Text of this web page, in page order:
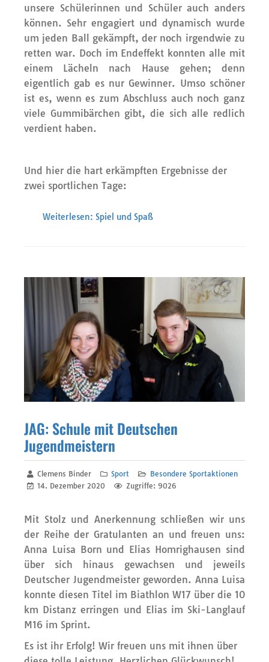
unsere Schülerinnen und Schüler auch anders
können. Sehr engagiert und dynamisch wurde
um jeden Ball gekämpft, der noch irgendwie zu
retten war. Doch im Endeffekt konnten alle mit
einem Lächeln nach Hause gehen; denn
eigentlich gab es nur Gewinner. Umso schöner
ist es, wenn es zum Abschluss auch noch ganz
viele Gummibärchen gibt, die sich alle redlich
verdient haben.
Und hier die hart erkämpften Ergebnisse der
zwei sportlichen Tage:
Weiterlesen: Spiel und Spaß
JAG: Schule mit Deutschen
Jugendmeistern
Clemens Binder Sport
Besondere Sportaktionen
14. Dezember 2020
Zugriffe: 9026
Mit Stolz und Anerkennung schließen wir uns
der Reihe der Gratulanten an und freuen uns:
Anna Luisa Born und Elias Homrighausen sind
über sich hinaus gewachsen und jeweils
Deutscher Jugendmeister geworden. Anna Luisa
konnte diesen Titel im Biathlon W17 über die 10
km Distanz erringen und Elias im Ski-Langlauf
M16 im Sprint.
Es ist ihr Erfolg! Wir freuen uns mit ihnen über